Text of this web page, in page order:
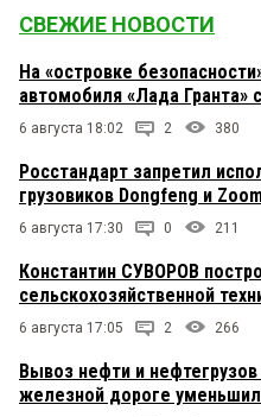
СВЕЖИЕ НОВОСТИ
На «островке
автомобиля «Лада Гранта»
6 августа 18:02 2 380
Росстандарт запретил
грузовиков Dongfeng и
6 августа 17:30 0 211
Константин СУВОРОВ
сельскохозяйственной
6 августа 17:05 2 266
Вывоз нефти и
железной дороге